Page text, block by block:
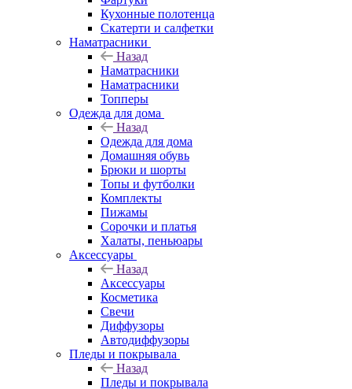
Кухонные полотенца
Скатерти и салфетки
Наматрасники
Назад
Наматрасники
Наматрасники
Топперы
Одежда для дома
Назад
Одежда для дома
Домашняя обувь
Брюки и шорты
Топы и футболки
Комплекты
Пижамы
Сорочки и платья
Халаты, пеньюары
Аксессуары
Назад
Аксессуары
Косметика
Свечи
Диффузоры
Автодиффузоры
Пледы и покрывала
Назад
Пледы и покрывала